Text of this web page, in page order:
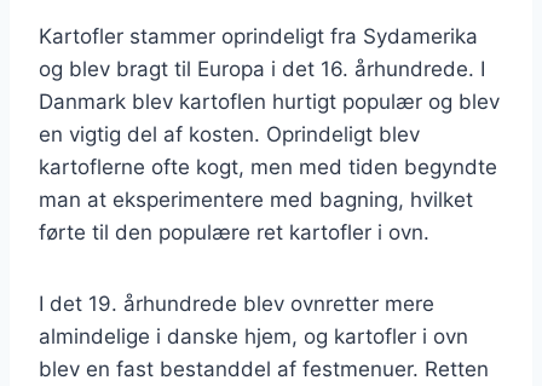
Kartofler stammer oprindeligt fra Sydamerika
og blev bragt til Europa i det 16. århundrede. I
Danmark blev kartoflen hurtigt populær og blev
en vigtig del af kosten. Oprindeligt blev
kartoflerne ofte kogt, men med tiden begyndte
man at eksperimentere med bagning, hvilket
førte til den populære ret kartofler i ovn.
I det 19. århundrede blev ovnretter mere
almindelige i danske hjem, og kartofler i ovn
blev en fast bestanddel af festmenuer. Retten